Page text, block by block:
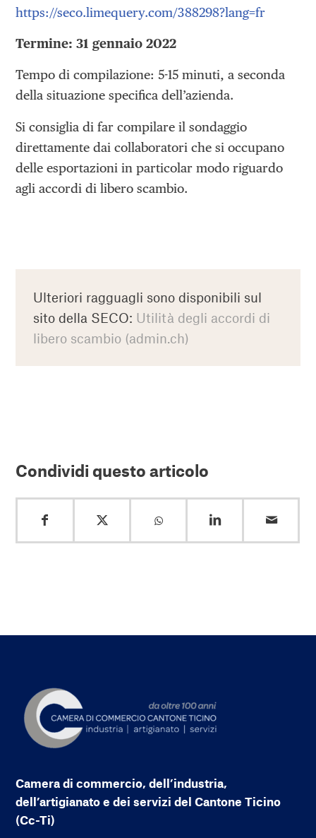
https://seco.limequery.com/388298?lang=fr
Termine: 31 gennaio 2022
Tempo di compilazione: 5-15 minuti, a seconda
della situazione specifica dell’azienda.
Si consiglia di far compilare il sondaggio
direttamente dai collaboratori che si occupano
delle esportazioni in particolar modo riguardo
agli accordi di libero scambio.
Ulteriori ragguagli sono disponibili sul
sito della SECO: Utilità degli accordi di
libero scambio (admin.ch)
Condividi questo articolo
Camera di commercio, dell’industria,
dell’artigianato e dei servizi del Cantone Ticino
(Cc-Ti)